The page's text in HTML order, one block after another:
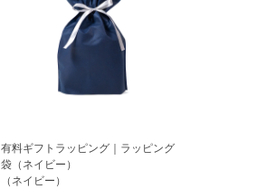
有料ギフトラッピング｜ラッピング
袋（ネイビー）
（ネイビー）